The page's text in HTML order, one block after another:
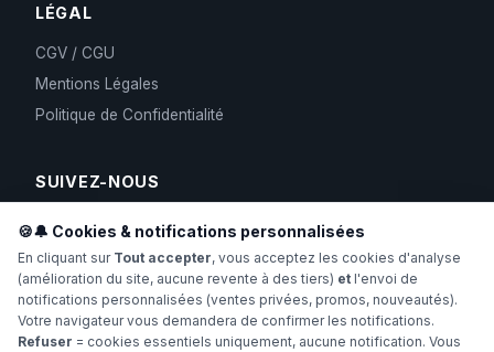
LÉGAL
CGV / CGU
Mentions Légales
Politique de Confidentialité
SUIVEZ-NOUS
🍪🔔 Cookies & notifications personnalisées
En cliquant sur Tout accepter, vous acceptez les cookies d'analyse
(amélioration du site, aucune revente à des tiers) et l'envoi de
notifications personnalisées (ventes privées, promos, nouveautés).
Votre navigateur vous demandera de confirmer les notifications.
Refuser = cookies essentiels uniquement, aucune notification. Vous